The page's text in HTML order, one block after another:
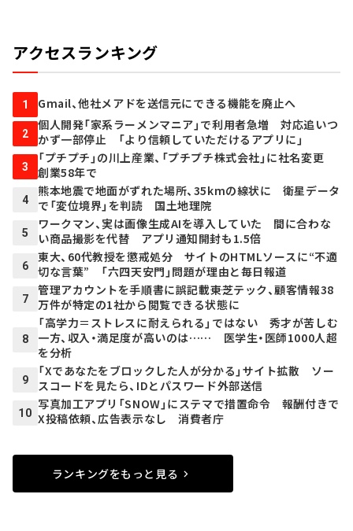
アクセスランキング
1 Gmail、他社メアドを送信元にできる機能を廃止へ
2
個人開発「家系ラーメンマニア」で利用者急増 対応追いつ
かず一部停止 「より信頼していただけるアプリに」
3
「プチプチ」の川上産業、「プチプチ株式会社」に社名変更
創業58年で
4
熊本地震で地面がずれた場所、35kmの線状に 衛星データ
で「変位境界」を判読 国土地理院
5
ワークマン、実は画像生成AIを導入していた 間に合わな
い商品撮影を代替 アプリ通知開封も1.5倍
6
東大、60代教授を懲戒処分 サイトのHTMLソースに“不適
切な言葉” 「六四天安門」問題が理由と毎日報道
7
管理アカウントを手順書に誤記載――東芝テック、顧客情報38
万件が特定の1社から閲覧できる状態に
8
「高学力＝ストレスに耐えられる」ではない 秀才が苦しむ
一方、収入・満足度が高いのは…… 医学生・医師1000人超
を分析
9
「Xであなたをブロックした人が分かる」サイト拡散 ソー
スコードを見たら、IDとパスワード外部送信
10
写真加工アプリ「SNOW」にステマで措置命令 報酬付きで
X投稿依頼、広告表示なし 消費者庁
ランキングをもっと見る